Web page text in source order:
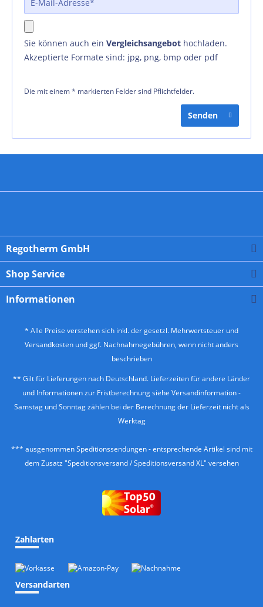
Sie können auch ein Vergleichsangebot hochladen.
Akzeptierte Formate sind: jpg, png, bmp oder pdf
Die mit einem * markierten Felder sind Pflichtfelder.
Senden
Regotherm GmbH
Shop Service
Informationen
* Alle Preise verstehen sich inkl. der gesetzl. Mehrwertsteuer und
Versandkosten und ggf. Nachnahmegebühren, wenn nicht anders
beschrieben
** Gilt für Lieferungen nach Deutschland. Lieferzeiten für andere Länder
und Informationen zur Fristberechnung siehe Versandinformation-
Samstag und Sonntag zählen bei der Berechnung der Lieferzeit nicht als
Werktag
*** ausgenommen Speditionssendungen - entsprechende Artikel sind mit
dem Zusatz "Speditionsversand / Speditionsversand XL" versehen
Zahlarten
Versandarten